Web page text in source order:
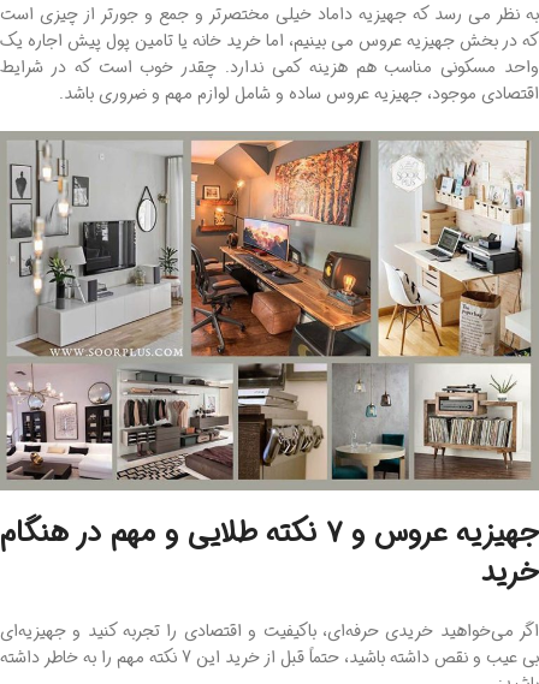
به نظر می رسد که جهیزیه داماد خیلی مختصرتر و جمع و جورتر از چیزی است
که در بخش جهیزیه عروس می بینیم، اما خرید خانه یا تامین پول پیش اجاره یک
واحد مسکونی مناسب هم هزینه کمی ندارد. چقدر خوب است که در شرایط
اقتصادی موجود، جهیزیه عروس ساده و شامل لوازم مهم و ضروری باشد.
جهیزیه عروس و 7 نکته طلایی و مهم در هنگام
خرید
اگر می‌خواهید خریدی حرفه‌ای، باکیفیت و اقتصادی را تجربه کنید و جهیزیه‌ای
بی عیب و نقص داشته باشید، حتماً قبل از خرید این 7 نکته مهم را به خاطر داشته